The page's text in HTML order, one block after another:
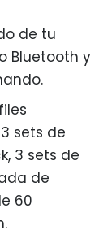
de tu
Bluetooth y
sets de
3 sets de
de
60